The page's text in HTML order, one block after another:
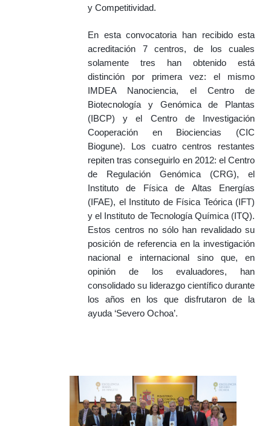
y Competitividad.
En esta convocatoria han recibido esta
acreditación 7 centros, de los cuales
solamente tres han obtenido está
distinción por primera vez: el mismo
IMDEA Nanociencia, el Centro de
Biotecnología y Genómica de Plantas
(IBCP) y el Centro de Investigación
Cooperación en Biociencias (CIC
Biogune). Los cuatro centros restantes
repiten tras conseguirlo en 2012: el Centro
de Regulación Genómica (CRG), el
Instituto de Física de Altas Energías
(IFAE), el Instituto de Física Teórica (IFT)
y el Instituto de Tecnología Química (ITQ).
Estos centros no sólo han revalidado su
posición de referencia en la investigación
nacional e internacional sino que, en
opinión de los evaluadores, han
consolidado su liderazgo científico durante
los años en los que disfrutaron de la
ayuda ‘Severo Ochoa’.